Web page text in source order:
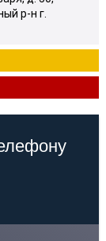
р-н г.